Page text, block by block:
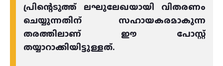
പ്രിന്റെടുത്ത് ലഘുലേഖയായി വിതരണം
ചെയ്യുന്നതിന് സഹായകരമാകുന്ന
തരത്തിലാണ് ഈ പോസ്റ്റ്
തയ്യാറാക്കിയിട്ടുള്ളത്.